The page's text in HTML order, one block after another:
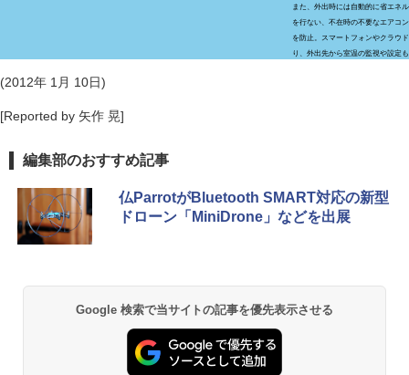
また、外出時には自動的に省エネ
を行ない、不在時の不要なエアコ
を防止。スマートフォンやクラウ
り、外出先から室温の監視や設定
(2012年 1月 10日)
[Reported by 矢作 晃]
編集部のおすすめ記事
仏ParrotがBluetooth SMART対応の新型
ドローン「MiniDrone」などを出展
Google 検索で当サイトの記事を優先表示させる